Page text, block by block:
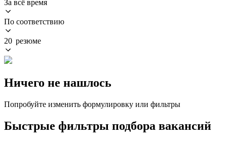
За всё время
По соответствию
20 резюме
Ничего не нашлось
Попробуйте изменить формулировку или фильтры
Быстрые фильтры подбора вакансий